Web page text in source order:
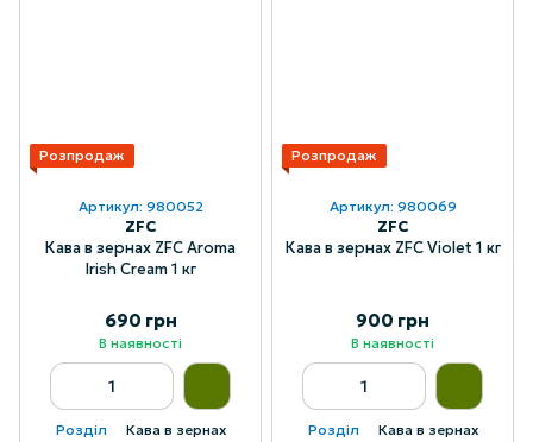
Розпродаж
Артикул: 980052
ZFC
Кава в зернах ZFC Aroma
Irish Cream 1 кг
690 грн
В наявності
Розділ
Кава в зернах
Розпродаж
Артикул: 980069
ZFC
Кава в зернах ZFC Violet 1 кг
900 грн
В наявності
Розділ
Кава в зернах